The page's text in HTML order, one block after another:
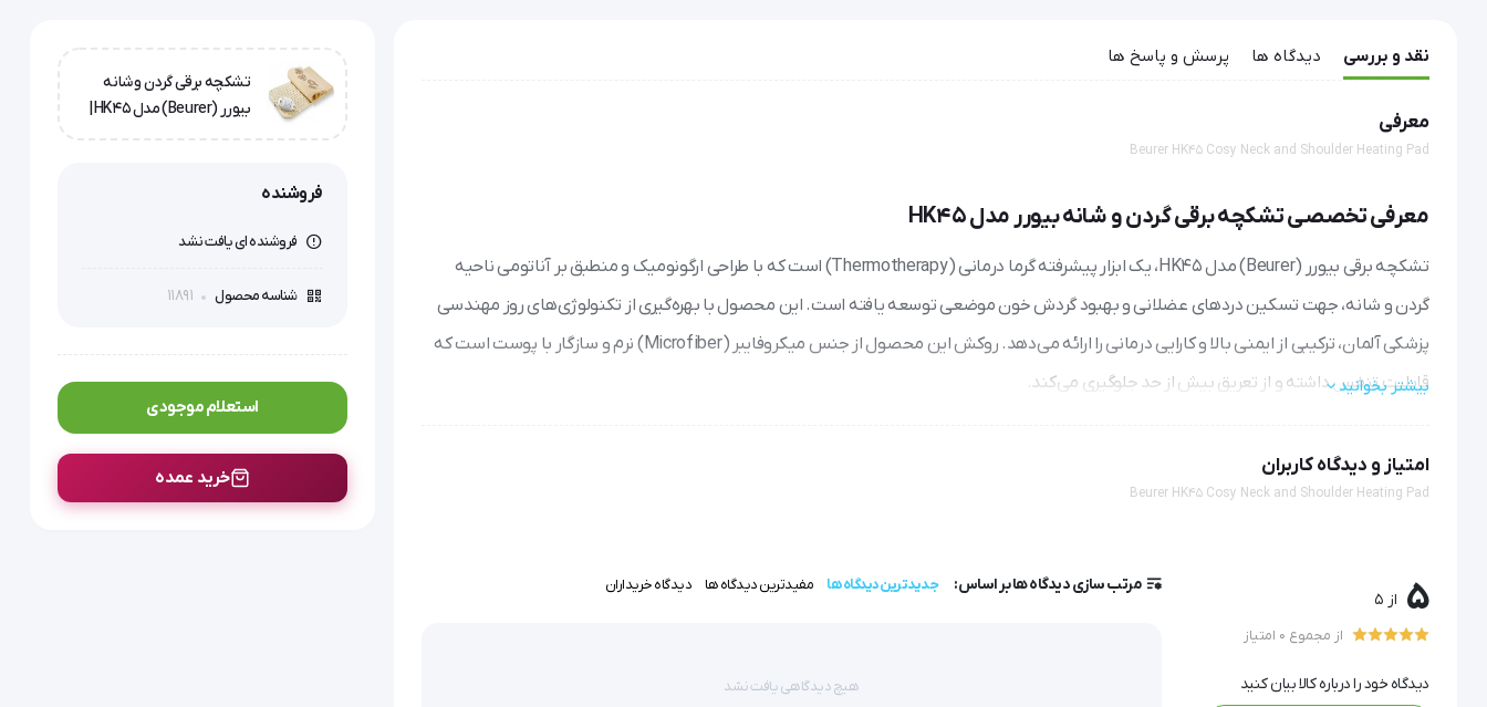
نقد و بررسی دیدگاه ها پرسش و پاسخ ها
معرفی
Beurer HK45 Cosy Neck and Shoulder Heating Pad
معرفی تخصصی تشکچه برقی گردن و شانه بیورر مدل HK45
تشکچه برقی بیورر (Beurer) مدل HK45، یک ابزار پیشرفته گرما درمانی (Thermotherapy) است که با طراحی ارگونومیک و منطبق بر آناتومی ناحیه
گردن و شانه، جهت تسکین دردهای عضلانی و بهبود گردش خون موضعی توسعه یافته است. این محصول با بهره‌گیری از تکنولوژی‌های روز مهندسی
پزشکی آلمان، ترکیبی از ایمنی بالا و کارایی درمانی را ارائه می‌دهد. روکش این محصول از جنس میکروفایبر (Microfiber) نرم و سازگار با پوست است که
قابلیت تنفس داشته و از تعریق بیش از حد جلوگیری می‌کند.
مکانیسم اثر و عملکرد
این دستگاه با تبدیل انرژی الکتریکی به انرژی حرارتی کنترل شده از طریق المنت‌های داخلی، گرمایی یکنواخت را به بافت‌های عمقی شانه و گردن منتقل
تسکین دردهای مزمن نقش دارد.
ویژگی‌های فنی و مزیت‌های رقابتی
بیشتر بخوانید
امتیاز و دیدگاه کاربران
Beurer HK45 Cosy Neck and Shoulder Heating Pad
5 از 5
از مجموع 0 امتیاز
دیدگاه خود را درباره کالا بیان کنید
مرتب سازی دیدگاه ها بر اساس: جدیدترین دیدگاه ها مفیدترین دیدگاه ها دیدگاه خریداران
هیچ دیدگاهی یافت نشد
تشکچه برقی گردن و شانه
سیستم گرمایش توربو
فروشنده
فروشنده ای یافت نشد
شناسه محصول 11891
استعلام موجودی
خرید عمده